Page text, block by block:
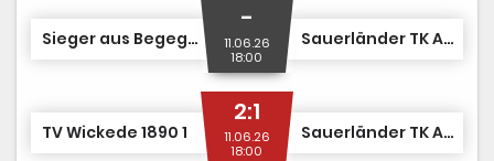
Sieger aus Begegnung Nr. 65
-
11.06.26
18:00
Sauerländer TK Arnsberg 1907 1
TV Wickede 1890 1
2:1
11.06.26
18:00
Sauerländer TK Arnsberg 1907 1